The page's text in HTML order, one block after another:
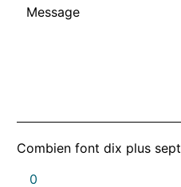
Combien font dix plus sept